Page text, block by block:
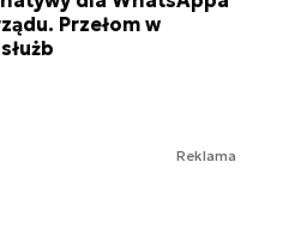
Przełom w
Reklama